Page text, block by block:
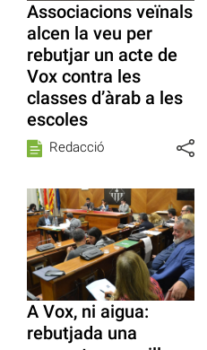
Associacions veïnals
alcen la veu per
rebutjar un acte de
Vox contra les
classes d’àrab a les
escoles
Redacció
A Vox, ni aigua:
rebutjada una